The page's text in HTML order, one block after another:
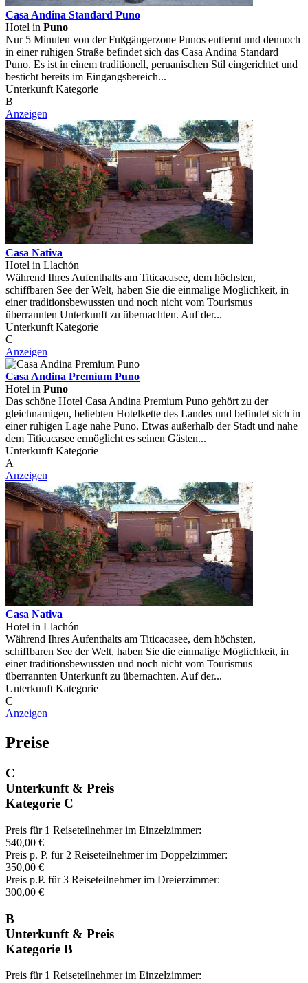
Casa Andina Standard Puno
Hotel in Puno
Nur 5 Minuten von der Fußgängerzone Punos entfernt und dennoch
in einer ruhigen Straße befindet sich das Casa Andina Standard
Puno. Es ist in einem traditionell, peruanischen Stil eingerichtet und
besticht bereits im Eingangsbereich...
Unterkunft Kategorie
B
Anzeigen
Casa Nativa
Hotel in Llachón
Während Ihres Aufenthalts am Titicacasee, dem höchsten,
schiffbaren See der Welt, haben Sie die einmalige Möglichkeit, in
einer traditionsbewussten und noch nicht vom Tourismus
überrannten Unterkunft zu übernachten. Auf der...
Unterkunft Kategorie
C
Anzeigen
Casa Andina Premium Puno
Hotel in Puno
Das schöne Hotel Casa Andina Premium Puno gehört zu der
gleichnamigen, beliebten Hotelkette des Landes und befindet sich in
einer ruhigen Lage nahe Puno. Etwas außerhalb der Stadt und nahe
dem Titicacasee ermöglicht es seinen Gästen...
Unterkunft Kategorie
A
Anzeigen
Casa Nativa
Hotel in Llachón
Während Ihres Aufenthalts am Titicacasee, dem höchsten,
schiffbaren See der Welt, haben Sie die einmalige Möglichkeit, in
einer traditionsbewussten und noch nicht vom Tourismus
überrannten Unterkunft zu übernachten. Auf der...
Unterkunft Kategorie
C
Anzeigen
Preise
C
Unterkunft & Preis
Kategorie C
Preis für 1 Reiseteilnehmer im Einzelzimmer:
540,00 €
Preis p. P. für 2 Reiseteilnehmer im Doppelzimmer:
350,00 €
Preis p.P. für 3 Reiseteilnehmer im Dreierzimmer:
300,00 €
B
Unterkunft & Preis
Kategorie B
Preis für 1 Reiseteilnehmer im Einzelzimmer: